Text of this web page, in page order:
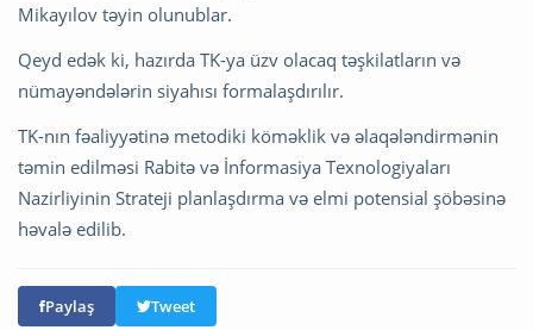
Mikayılov təyin olunublar.
Qeyd edək ki, hazırda TK-ya üzv olacaq təşkilatların və
nümayəndələrin siyahısı formalaşdırılır.
TK-nın fəaliyyətinə metodiki köməklik və əlaqələndirmənin
təmin edilməsi Rabitə və İnformasiya Texnologiyaları
Nazirliyinin Strateji planlaşdırma və elmi potensial şöbəsinə
həvalə edilib.
Paylaş Tweet